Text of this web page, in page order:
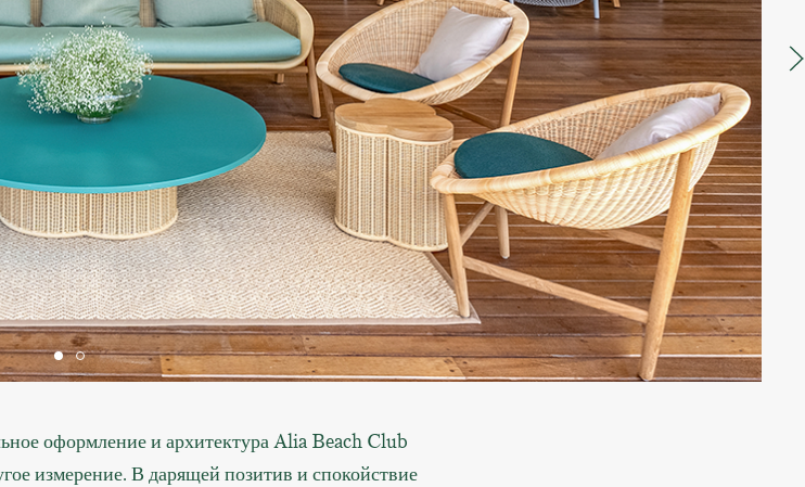
оформление и архитектура Alia Beach Club
измерение. В дарящей позитив и спокойствие